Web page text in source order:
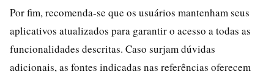
Por fim, recomenda-se que os usuários mantenham seus
aplicativos atualizados para garantir o acesso a todas as
funcionalidades descritas. Caso surjam dúvidas
adicionais, as fontes indicadas nas referências oferecem